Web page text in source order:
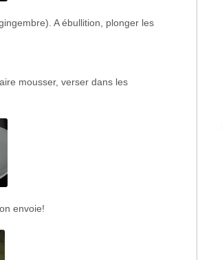
A ébullition, plonger les
mousser, verser dans les
envoie!